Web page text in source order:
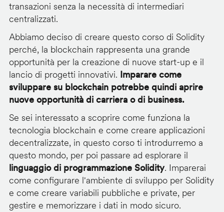
transazioni senza la necessità di intermediari
centralizzati.
Abbiamo deciso di creare questo corso di Solidity
perché, la blockchain rappresenta una grande
opportunità per la creazione di nuove start-up e il
lancio di progetti innovativi. Imparare come
sviluppare su blockchain potrebbe quindi aprire
nuove opportunità di carriera o di business.
Se sei interessato a scoprire come funziona la
tecnologia blockchain e come creare applicazioni
decentralizzate, in questo corso ti introdurremo a
questo mondo, per poi passare ad esplorare il
linguaggio di programmazione Solidity. Imparerai
come configurare l'ambiente di sviluppo per Solidity
e come creare variabili pubbliche e private, per
gestire e memorizzare i dati in modo sicuro.